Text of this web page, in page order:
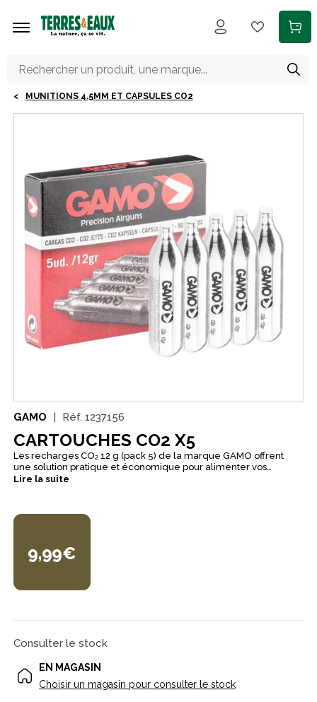
MUNITIONS 4.5MM ET CAPSULES CO2
GAMO Réf. 1237156
CARTOUCHES CO2 X5
Les recharges CO₂ 12 g (pack 5) de la marque GAMO offrent
une solution pratique et économique pour alimenter vos
pistolets et carabines à CO₂. Conditionnées par cinq capsules de
d’entrainement, pour des séries de tirs fiables sans manipulation
complexe. Compactes et faciles à stocker, elles permettent
de compétitions. Produit vendu en vente libre selon la fiche
fournisseur.
Lire la suite
9,99€
Consulter le stock
EN MAGASIN
Choisir un magasin pour consulter le stock